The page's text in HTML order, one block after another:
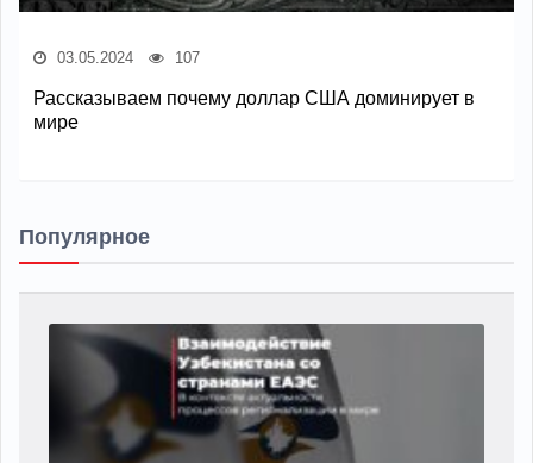
03.05.2024 107
Рассказываем почему доллар США доминирует в
мире
Популярное